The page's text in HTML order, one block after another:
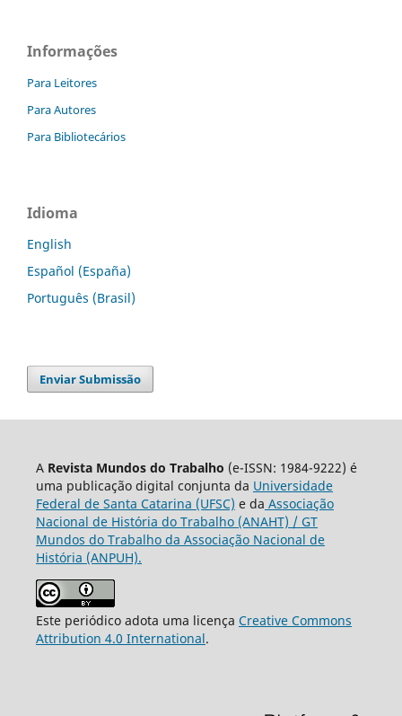
Informações
Para Leitores
Para Autores
Para Bibliotecários
Idioma
English
Español (España)
Português (Brasil)
Enviar Submissão
A Revista Mundos do Trabalho (e-ISSN: 1984-9222) é
uma publicação digital conjunta da Universidade
Federal de Santa Catarina (UFSC) e da Associação
Nacional de História do Trabalho (ANAHT) / GT
Mundos do Trabalho da Associação Nacional de
História (ANPUH).
Este periódico adota uma licença Creative Commons
Attribution 4.0 International.